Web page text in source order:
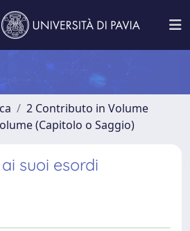
2 Contributo in Volume
(Capitolo o Saggio)
suoi esordi